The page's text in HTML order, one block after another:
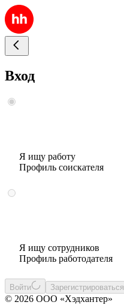
Вход
Я ищу работу
Профиль соискателя
Я ищу сотрудников
Профиль работодателя
Войти Зарегистрироваться
© 2026 ООО «Хэдхантер»